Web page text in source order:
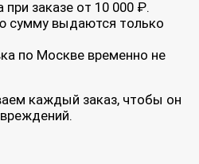
заказе от 10 000 ₽.
сумму выдаются только
по Москве временно не
каждый заказ, чтобы он